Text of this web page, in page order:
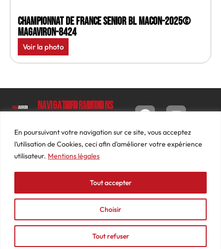
En poursuivant votre navigation sur ce site, vous acceptez
l’utilisation de Cookies, ceci afin d'améliorer votre expérience
utilisateur. Mentions légales
Choisir
Tout refuser
Tout accepter
Championnat de France senior BL Macon-2025©
MagAviron-8424
Voir la photo
Luc
Barbier
69640
74
87
contact@mediasaviron.fr
Navigation
Le
Magazine
Photos
Actualités
Podcasts
Informations
Conditions
générales
de ventes
Mentions
légales
Mon
Tableau
de bord
Commandes
Adresses
Détails
du
compte